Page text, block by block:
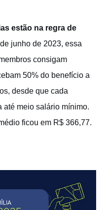
estão na regra de
junho de 2023, essa
consigam
50% do benefício a
desde que cada
até meio salário mínimo.
ficou em R$ 366,77.